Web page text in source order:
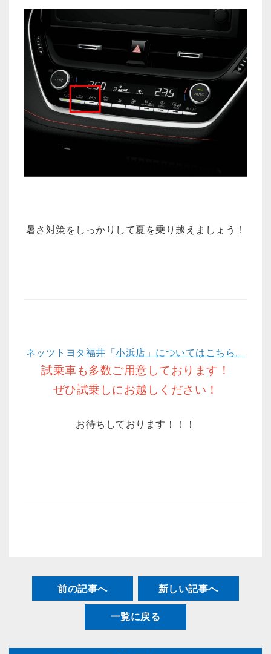
暑さ対策をしっかりして夏を乗り越えましょう！
ネッツトヨタ福井「 小浜店」についてはこちら。
試乗車も多数ご用意しております！
ぜひ試乗しにお越しください！
お待ちしております！！！
前の記事へ 新しい記事へ
一覧に戻る